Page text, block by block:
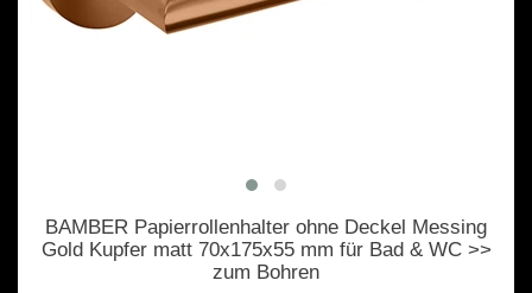
BAMBER Papierrollenhalter ohne Deckel Messing
Gold Kupfer matt 70x175x55 mm für Bad & WC >>
zum Bohren